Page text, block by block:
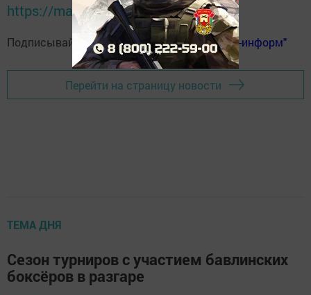
https://max.ru/tatmedia
Подписывайтесь на телеграм-канал "Бавлы-информ"
Перейти на страницу новости
ТЕМА ДНЯ
Сезон турниров с участием бавлинских
боксёров в разгаре